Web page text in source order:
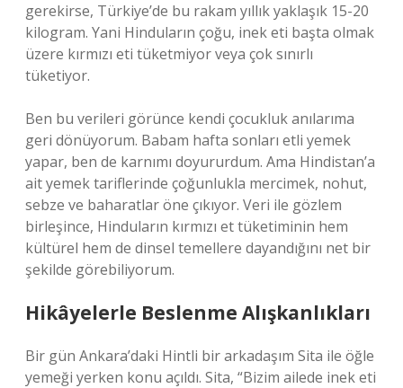
gerekirse, Türkiye’de bu rakam yıllık yaklaşık 15-20
kilogram. Yani Hinduların çoğu, inek eti başta olmak
üzere kırmızı eti tüketmiyor veya çok sınırlı
tüketiyor.
Ben bu verileri görünce kendi çocukluk anılarıma
geri dönüyorum. Babam hafta sonları etli yemek
yapar, ben de karnımı doyururdum. Ama Hindistan’a
ait yemek tariflerinde çoğunlukla mercimek, nohut,
sebze ve baharatlar öne çıkıyor. Veri ile gözlem
birleşince, Hinduların kırmızı et tüketiminin hem
kültürel hem de dinsel temellere dayandığını net bir
şekilde görebiliyorum.
Hikâyelerle Beslenme Alışkanlıkları
Bir gün Ankara’daki Hintli bir arkadaşım Sita ile öğle
yemeği yerken konu açıldı. Sita, “Bizim ailede inek eti